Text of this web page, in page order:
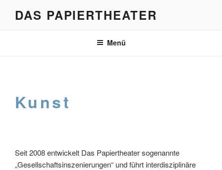
DAS PAPIERTHEATER
Menü
Kunst
Seit 2008 entwickelt Das Papiertheater sogenannte
„Gesellschaftsinszenierungen“ und führt interdisziplinäre